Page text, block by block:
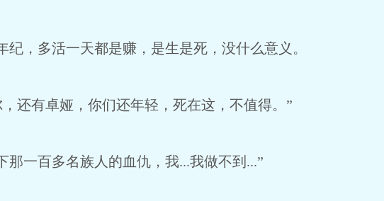
纪，多活一天都是赚，是生是死，没什么意义。
还有卓娅，你们还年轻，死在这，不值得。”
那一百多名族人的血仇，我...我做不到...”